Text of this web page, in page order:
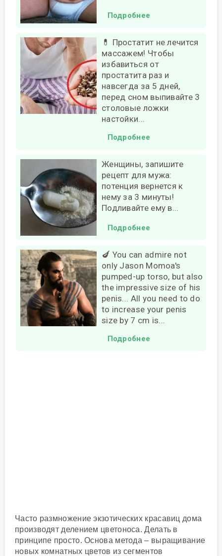
Подробнее
💊 Простатит не лечится
массажем! Чтобы
избавиться от
простатита раз и
навсегда за 5 дней,
перед сном выпивайте 3
столовые ложки
настойки...
Подробнее
Женщины, запишите
рецепт для мужа:
потенция вернется к
нему за 3 минуты!
Подливайте ему в...
Подробнее
🍆 You can admire not
only Jason Momoa's
pumped-up torso, but also
the impressive size of his
penis... All you need to do
to increase your penis
size by 7 cm is...
Подробнее
Часто размножение экзотических красавиц дома
производят делением цветоноса. Делать в
принципе просто. Основа метода – выращивание
новых комнатных цветов из сегментов